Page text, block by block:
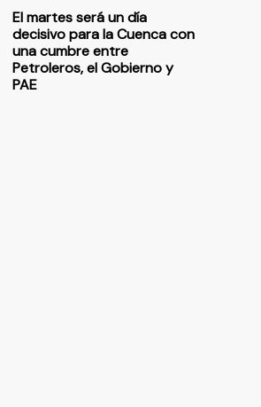
El martes será un día
decisivo para la Cuenca con
una cumbre entre
Petroleros, el Gobierno y
PAE